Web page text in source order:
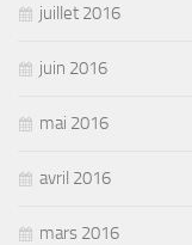
juillet 2016
juin 2016
mai 2016
avril 2016
mars 2016